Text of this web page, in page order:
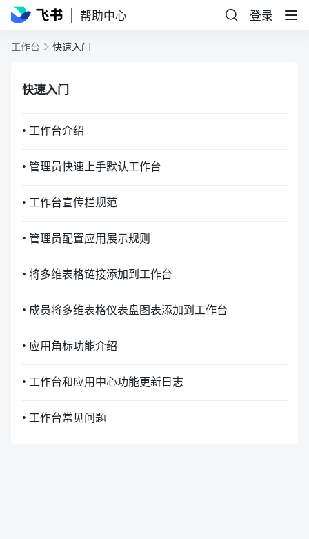
帮助中心 登录
工作台 快速入门
快速入门
• 工作台介绍
• 管理员快速上手默认工作台
• 工作台宣传栏规范
• 管理员配置应用展示规则
• 将多维表格链接添加到工作台
• 成员将多维表格仪表盘图表添加到工作台
• 应用角标功能介绍
• 工作台和应用中心功能更新日志
• 工作台常见问题